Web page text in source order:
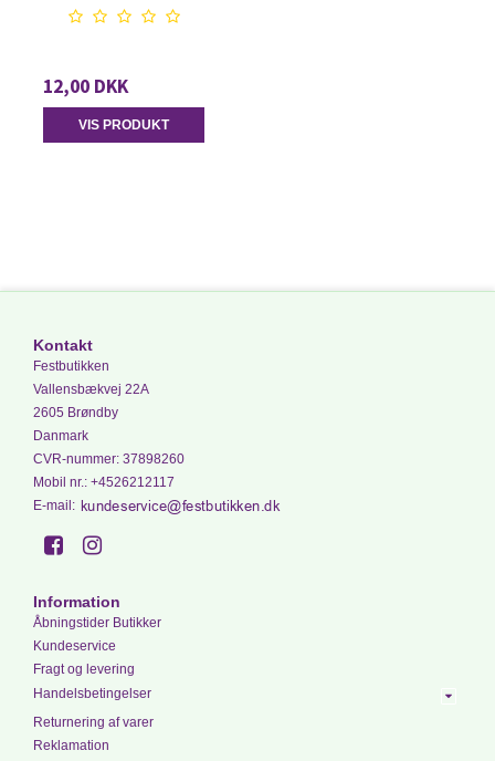
12,00 DKK
VIS PRODUKT
Kontakt
Festbutikken
Vallensbækvej 22A
2605 Brøndby
Danmark
CVR-nummer: 37898260
Mobil nr.: +4526212117
E-mail :
Information
Åbningstider Butikker
Kundeservice
Fragt og levering
Handelsbetingelser
Returnering af varer
Reklamation